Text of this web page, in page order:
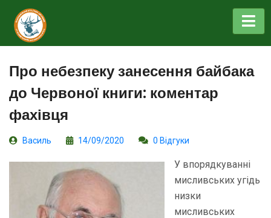
Про небезпеку занесення байбака
до Червоної книги: коментар
фахівця
Василь 14/09/2020 0 Відгуки
У впорядкуванні
мисливських угідь
низки
мисливських